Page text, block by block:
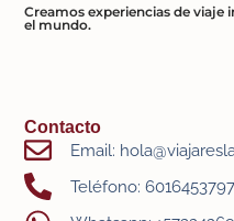
Creamos experiencias de viaje
el mundo.
Contacto
Email:
Teléfono: 6016453797